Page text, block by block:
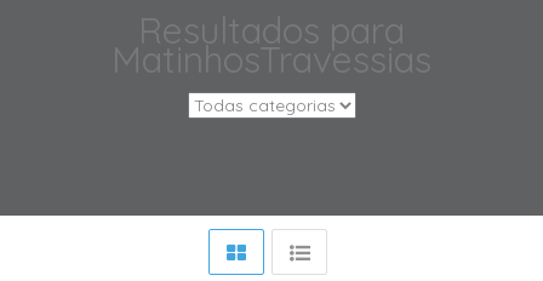
Resultados para
MatinhosTravessias